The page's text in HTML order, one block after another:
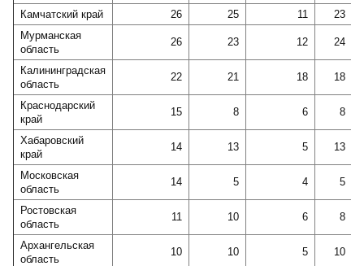
Камчатский край 26 25 11
23
Мурманская
область
26 23 12 24
Калининградская
область
22 21 18 18
Краснодарский
край
15 8 6 8
Хабаровский
край
14 13 5 13
Московская
область
14 5 4 5
Ростовская
область
11 10 6 8
Архангельская
область
10 10 5 10